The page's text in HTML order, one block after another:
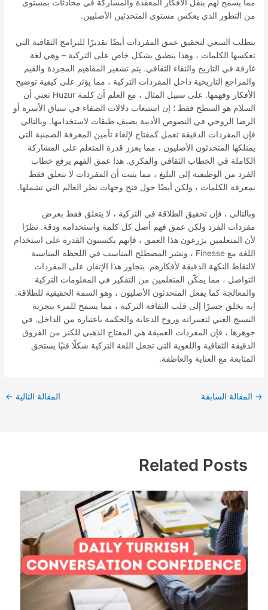
مما يسمح لهم بنقل الأفكار المعقدة والمشاركة في محادثات بمستوى
من التطور الذي يعكس مستوى المتحدثين الأصليين.
يتطلب السعي لتحقيق عمق المفردات أيضًا تقديرًا للبرامج الثقافية التي
تعكسها الكلمات ، وهذا ينطبق بشكل خاص على التركية – وهي لغة
غارقة في التاريخ والتقاء الثقافي. يتم تشفير المفاهيم المجردة والقيم
والمراجع التاريخية داخل المفردات التركية ، مما يؤثر على كيفية توضيح
الأفكار وفهمها. على سبيل المثال ، مع العلم أن كلمة Huzur تعني أن
السلام هو السطح فقط ؛ إن استيعاب دلالات الصفاء في سياق الأسرة أو
الرضا الروحي في النصوص الأدبية يضيف طبقات لاستخدامها. وبالتالي
فإن المفردات الدقيقة تعمل كمفتاح لإلغاء تأمين المعرفة الضمنية التي
يمتلكها المتحدثون الأصليون ، مما يعزز قدرة المتعلم على المشاركة
الكاملة في الخطاب الثقافي والفكري. هذا عمق الفهم يرفع خطاب
الفرد من الوظيفية إلى البليغ ، مما يثبت أن المفردات لا تتعلق فقط
بمعرفة الكلمات ، ولكن أيضًا حول فتح وجهات نظر العالم التي تشملها.
وبالتالي ، فإن تحقيق الطلاقة في التركية ، لا يتعلق فقط بعرض
مفردات الفرد ولكن عمق فهم أصل كل كلمة واستخدامه ودقة. نظرًا
لأن المتعلمين يزرعون هذا العمق ، فإنهم يكتسبون القدرة على استخدام
اللغة مع Finesse ، ونشر المصطلح المناسب في اللحظة المناسبة
لالتقاط النكهة الدقيقة لأفكارهم. يتجاوز هذا الإتقان على المفردات
التواصل ، مما يمكّن المتعلمين من التفكير في المعلومات التركية
والمعالجة كما يفعل المتحدثون الأصليون ، وهو السمة الحقيقية للطلاقة.
إنه يخلق جسرًا إلى قلب الثقافة التركية ، مما يسمح للمرء بتجربة
النسيج الغني لتعبيراته وروح الدعابة والحكمة باعتباره من الداخل. في
جوهرها ، فإن المفردات العميقة هي المفتاح الذهبي للكنز من الفروق
الدقيقة الثقافية واللغوية التي تجعل اللغة التركية شكلًا فنيًا يستحق
المتابعة مع العناية والعاطفة.
→ المقالة السابقة المقالة التالية ←
Related Posts